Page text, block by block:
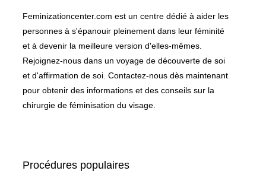
Feminizationcenter.com est un centre dédié à aider les
personnes à s'épanouir pleinement dans leur féminité
et à devenir la meilleure version d'elles-mêmes.
Rejoignez-nous dans un voyage de découverte de soi
et d'affirmation de soi. Contactez-nous dès maintenant
pour obtenir des informations et des conseils sur la
chirurgie de féminisation du visage.
Procédures populaires